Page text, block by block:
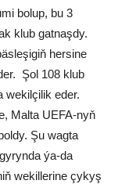
bolup, bu 3
klub gatnaşdy.
hersine
Şol 108 klub
wekilçilik eder.
Malta UEFA-nyň
Şu wagta
ýa-da
wekillerine çykyş